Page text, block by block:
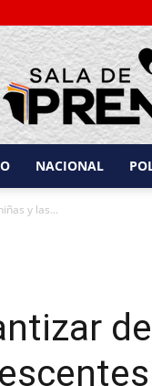
de
NACIONAL
y las...